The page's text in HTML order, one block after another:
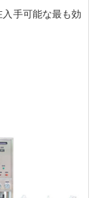
手可能な最も効